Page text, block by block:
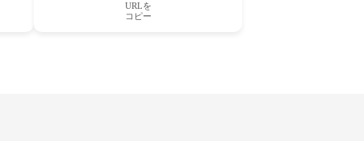
URLを
コピー